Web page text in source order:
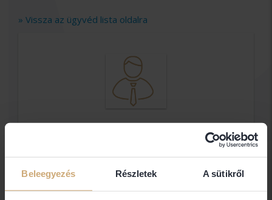
Beleegyezés Részletek A sütikről
» Vissza az ügyvéd lista oldalra
Dr. Darvasi Csilla Ügyvéd
Ügyvéd